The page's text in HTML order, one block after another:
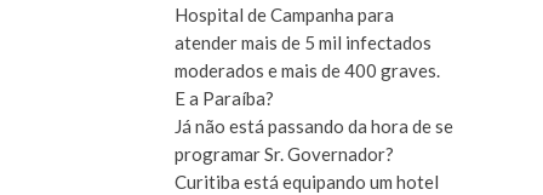
Hospital de Campanha para
atender mais de 5 mil infectados
moderados e mais de 400 graves.
E a Paraíba?
Já não está passando da hora de se
programar Sr. Governador?
Curitiba está equipando um hotel